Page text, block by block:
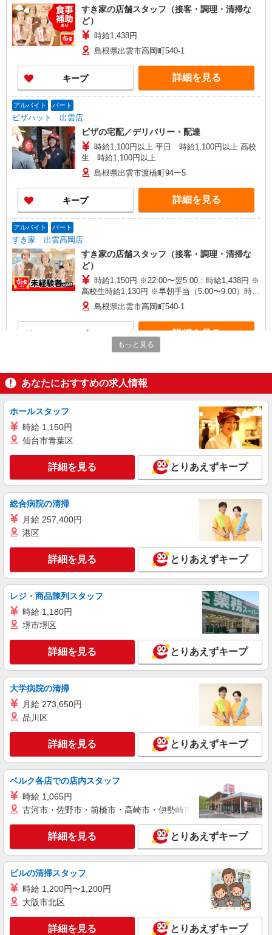
すき家の店舗スタッフ（接客・調理・清掃な
ど）
時給1,438円
島根県出雲市高岡町540-1
キープ 詳細を見る
アルバイト パート
ピザハット 出雲店
ピザの宅配／デリバリー・配達
時給1,100円以上 平日 時給1,100円以上 高校
生 時給1,100円以上
島根県出雲市渡橋町94ー5
キープ 詳細を見る
アルバイト パート
すき家 出雲高岡店
すき家の店舗スタッフ（接客・調理・清掃な
ど）
時給1,150円 ※22:00〜翌5:00：時給1,438円 ※
高校生時給1,130円 ※早朝手当（5:00〜9:00）時給
＋150円
島根県出雲市高岡町540-1
詳細を見る
すき家 出雲市駅南店
すき家の店舗スタッフ（接客・調理・清掃な
ど）
時給1,100円 ※22:00〜翌5:00：時給1,375円 ※
高校生時給1,050円 ※早朝手当（5:00〜9:00）時給
キープ 詳細を見る
アルバイト パート
ジョリーパスタ 出雲姫原店
キッチン（フード）スタッフ
時給1100円 ※22:00以降は時給1375円 ※高校
生時給1050円 ※労働組合費あり（基本時給×月間
時間数×1.8％） ■土日・祝手当 土日・祝は時給＋
島根県出雲市姫原町292‐1
キープ 詳細を見る
アルバイト パート
ビッグボーイ 出雲今市店
キッチン（フード）スタッフ
時給1180円 ※22:00以降は時給1475円 ※高校
生時給1130円 ※高校生は学校からの許可が必要な
場合、通学中の学校からの許可証が必要となりま
島根県出雲市今市町北本町5丁目1-1
詳細を見る
パート
すき家 出雲市駅南店
すき家の店舗スタッフ（接客・調理・清掃な
ど）
島根県出雲市駅南町2-5-1
キープ 詳細を見る
アルバイト パート
丸亀製麺出雲店
キッチン・ホールスタッフ
時給1150円〜 ☆22時以降は時給25％UP（深夜
島根県出雲市渡橋町９０－９
もっと見る
あなたにおすすめの求人情報
ホールスタッフ
時給 1,150円
仙台市青葉区
詳細を見る とりあえずキープ
総合病院の清掃
月給 257,400円
港区
詳細を見る とりあえずキープ
レジ・商品陳列スタッフ
時給 1,180円
堺市堺区
詳細を見る とりあえずキープ
大学病院の清掃
月給 273,650円
品川区
詳細を見る とりあえずキープ
ベルク各店での店内スタッフ
時給 1,065円
古河市・佐野市・前橋市・高崎市・伊勢崎市・太田市・館林市
詳細を見る とりあえずキープ
ビルの清掃スタッフ
時給 1,200円〜1,200円
大阪市北区
詳細を見る とりあえずキープ